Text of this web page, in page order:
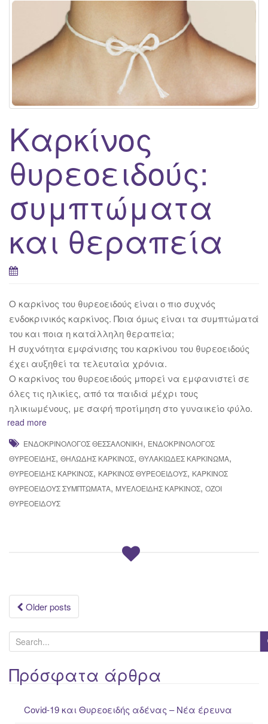
Καρκίνος
θυρεοειδούς:
συμπτώματα
και θεραπεία
Ο καρκίνος του θυρεοειδούς είναι ο πιο συχνός
ενδοκρινικός καρκίνος. Ποια όμως είναι τα συμπτώματά
του και ποια η κατάλληλη θεραπεία;
Η συχνότητα εμφάνισης του καρκίνου του θυρεοειδούς
έχει αυξηθεί τα τελευταία χρόνια.
Ο καρκίνος του θυρεοειδούς μπορεί να εμφανιστεί σε
όλες τις ηλικίες, από τα παιδιά μέχρι τους
ηλικιωμένους, με σαφή προτίμηση στο γυναικείο φύλο.
read more
ΕΝΔΟΚΡΙΝΟΛΌΓΟΣ ΘΕΣΣΑΛΟΝΊΚΗ, ΕΝΔΟΚΡΙΝΟΛΌΓΟΣ
ΘΥΡΕΟΕΙΔΉΣ, ΘΗΛΏΔΗΣ ΚΑΡΚΊΝΟΣ, ΘΥΛΑΚΙΏΔΕΣ ΚΑΡΚΊΝΩΜΑ,
ΘΥΡΕΟΕΙΔΉΣ ΚΑΡΚΊΝΟΣ, ΚΑΡΚΊΝΟΣ ΘΥΡΕΟΕΙΔΟΎΣ, ΚΑΡΚΊΝΟΣ
ΘΥΡΕΟΕΙΔΟΎΣ ΣΥΜΠΤΏΜΑΤΑ, ΜΥΕΛΟΕΙΔΉΣ ΚΑΡΚΊΝΟΣ, ΌΖΟΙ
ΘΥΡΕΟΕΙΔΟΎΣ
Posts
navigation
Older posts
e
a
rΠρόσφατα άρθρα
Covid-19 και Θυρεοειδής αδένας – Νέα έρευνα